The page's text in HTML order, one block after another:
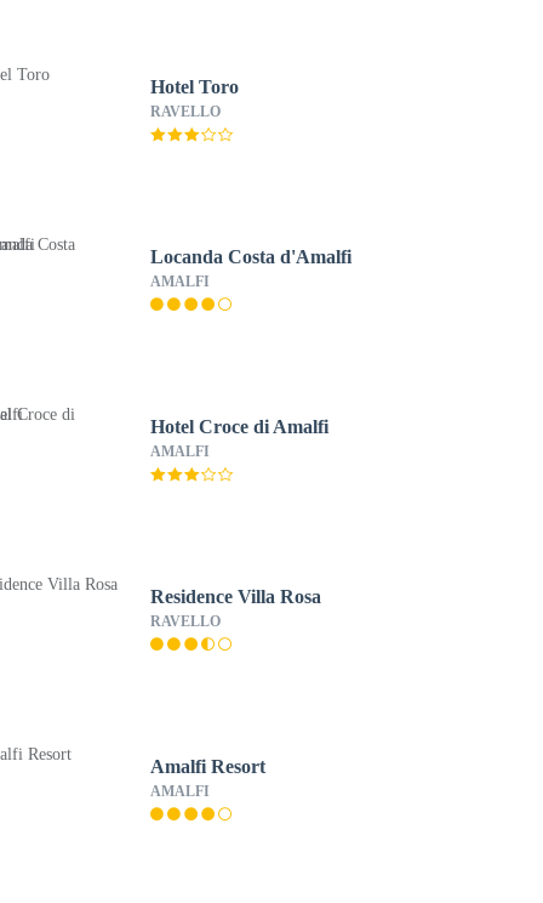
Hotel Toro
RAVELLO
Locanda Costa d'Amalfi
AMALFI
Hotel Croce di Amalfi
AMALFI
Residence Villa Rosa
RAVELLO
Amalfi Resort
AMALFI